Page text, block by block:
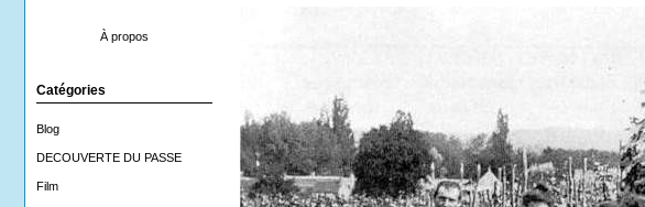
À propos
Catégories
Blog
DECOUVERTE DU PASSE
Film